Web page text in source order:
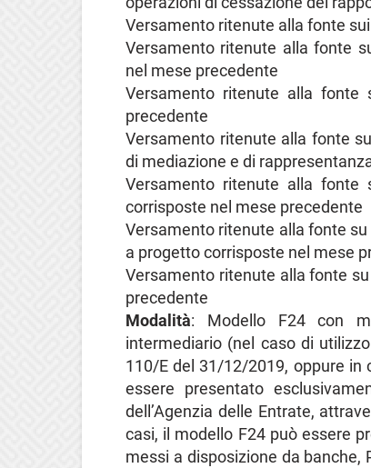
Versamento ritenute alla fonte
Versamento ritenute alla fonte
nel mese precedente
Versamento ritenute alla fonte
precedente
Versamento ritenute alla fonte
di mediazione e di
Versamento ritenute alla fonte
corrisposte nel mese precedente
Versamento ritenute alla fonte
a progetto corrisposte nel mese
Versamento ritenute alla fonte
precedente
Modalità: Modello F24 con
intermediario (nel caso di
110/E del 31/12/2019, oppure in
essere presentato
dell’Agenzia delle Entrate,
casi, il modello F24 può essere
messi a disposizione da